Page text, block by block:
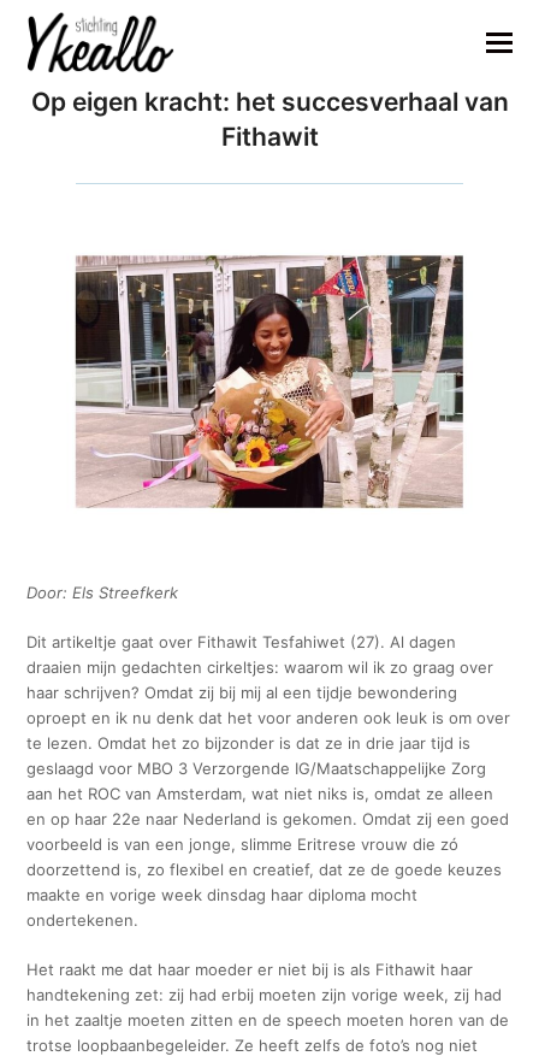
Op eigen kracht: het succesverhaal van
Fithawit
Door: Els Streefkerk
Dit artikeltje gaat over Fithawit Tesfahiwet (27). Al dagen
draaien mijn gedachten cirkeltjes: waarom wil ik zo graag over
haar schrijven? Omdat zij bij mij al een tijdje bewondering
oproept en ik nu denk dat het voor anderen ook leuk is om over
te lezen. Omdat het zo bijzonder is dat ze in drie jaar tijd is
geslaagd voor MBO 3 Verzorgende IG/Maatschappelijke Zorg
aan het ROC van Amsterdam, wat niet niks is, omdat ze alleen
en op haar 22e naar Nederland is gekomen. Omdat zij een goed
voorbeeld is van een jonge, slimme Eritrese vrouw die zó
doorzettend is, zo flexibel en creatief, dat ze de goede keuzes
maakte en vorige week dinsdag haar diploma mocht
ondertekenen.
Het raakt me dat haar moeder er niet bij is als Fithawit haar
handtekening zet: zij had erbij moeten zijn vorige week, zij had
in het zaaltje moeten zitten en de speech moeten horen van de
trotse loopbaanbegeleider. Ze heeft zelfs de foto’s nog niet